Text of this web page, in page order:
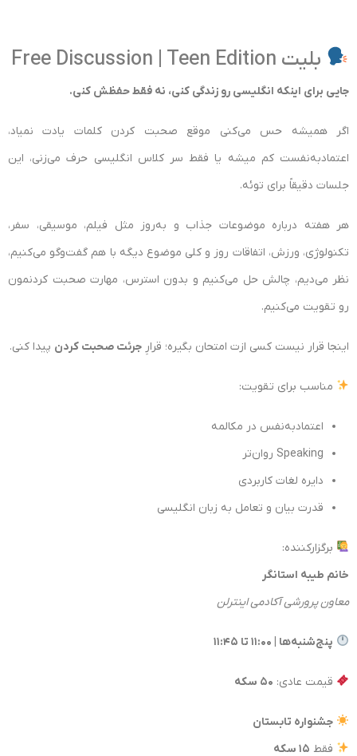
بلیت Free Discussion | Teen Edition
جایی برای اینکه انگلیسی رو زندگی کنی، نه فقط حفظش کنی.
اگر همیشه حس می‌کنی موقع صحبت کردن کلمات یادت نمیاد،
اعتمادبه‌نفست کم میشه یا فقط سر کلاس انگلیسی حرف می‌زنی، این
جلسات دقیقاً برای توئه.
هر هفته درباره موضوعات جذاب و به‌روز مثل فیلم، موسیقی، سفر،
تکنولوژی، ورزش، اتفاقات روز و کلی موضوع دیگه با هم گفت‌وگو می‌کنیم،
نظر می‌دیم، چالش حل می‌کنیم و بدون استرس، مهارت صحبت کردنمون
رو تقویت می‌کنیم.
اینجا قرار نیست کسی ازت امتحان بگیره؛ قرارِ جرئت صحبت کردن پیدا کنی.
مناسب برای تقویت:
اعتمادبه‌نفس در مکالمه
Speaking روان‌تر
دایره لغات کاربردی
قدرت بیان و تعامل به زبان انگلیسی
برگزارکننده:
خانم طیبه استانگر
معاون پرورشی آکادمی اینترلن
پنج‌شنبه‌ها | ۱۱:۰۰ تا ۱۱:۴۵
قیمت عادی: ۵۰ سکه
جشنواره تابستان
فقط ۱۵ سکه